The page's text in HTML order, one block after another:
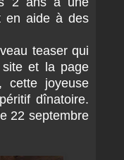
en aide à des
teaser qui
et la page
cette joyeuse
dînatoire.
22 septembre